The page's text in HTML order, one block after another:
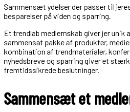
Sammensæt ydelser der passer til
besparelser på viden og sparring.
Et trendlab medlemskab giver jer unik
sammensat pakke af produkter,
kombination af trendmaterialer,
nyhedsbreve og sparring giver et
fremtidssikrede beslutninger.
Sammensæt et